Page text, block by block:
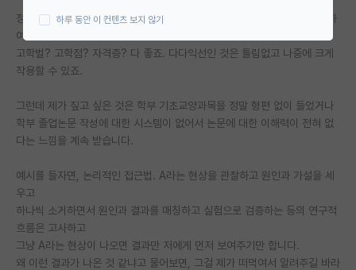
대학원 합격 후기 게시판
연구실(PI) 홍보 게시판
임용 정보 게시판
취업 게시판
임용 후기 게시판
PI 전용 게시판
정말 다양한 학교에서 진학한 석박사과정 학생들을 지도해본 경험에 기반하
여 말씀드립니다.
고학벌? 고학점? 자격증? 다 좋죠. 다다익선인 것은 틀림없고 나중에 크게
작용할 수 있죠.
그런데 제가 짚고 싶은 것은 학부 기초교양과목을 정말 형편 없이 들었거나
학부 졸업논문 작성에 대한 시스템이 없어서 논문에 대한 이해력이 전혀 없
다는 느낌을 계속 받습니다.
예시를 들자면, 논리적인 접근법. A라는 현상을 관찰하고 원인과 가설을 세
우고
하나씩 소거하면서 원인과 결과를 매칭하고 실험으로 검증하는 등의 연구적
흐름은 고사하고
그냥 A라는 현상이 나오면 결과만 저에게 먼저 보여주기만 합니다.
왜 이런 결과가 나온 것 같냐고 물어보면, 그걸 제가 떠먹여서 알려주길 바라
하루 동안 이 컨텐츠 보지 않기